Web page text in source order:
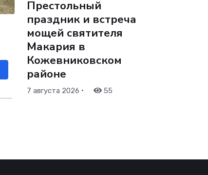
Престольный
праздник и встреча
мощей святителя
Макария в
Кожевниковском
районе
7 августа 2026 • 55